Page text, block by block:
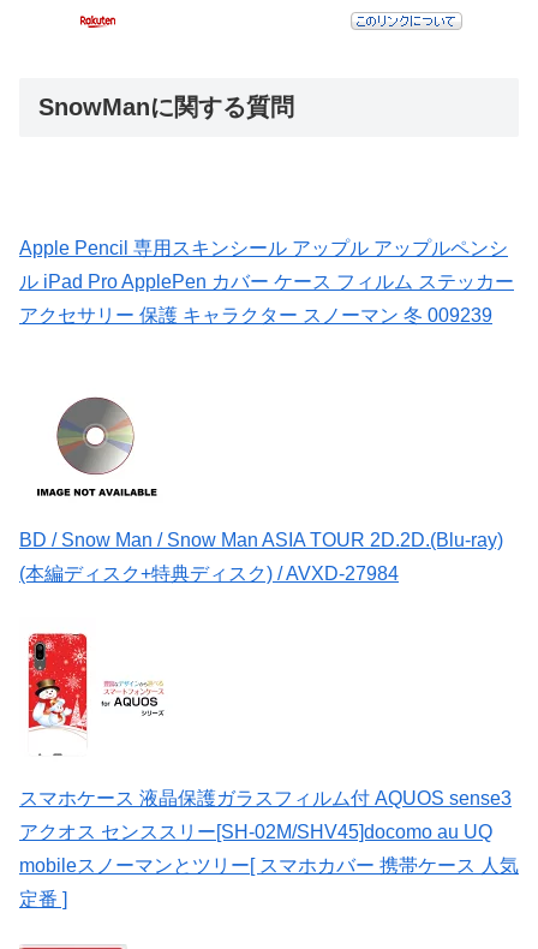
SnowManに関する質問
Apple Pencil 専用スキンシール アップル アップルペンシ
ル iPad Pro ApplePen カバー ケース フィルム ステッカー
アクセサリー 保護 キャラクター スノーマン 冬 009239
BD / Snow Man / Snow Man ASIA TOUR 2D.2D.(Blu-ray)
(本編ディスク+特典ディスク) / AVXD-27984
スマホケース 液晶保護ガラスフィルム付 AQUOS sense3
アクオス センススリー[SH-02M/SHV45]docomo au UQ
mobileスノーマンとツリー[ スマホカバー 携帯ケース 人気
定番 ]